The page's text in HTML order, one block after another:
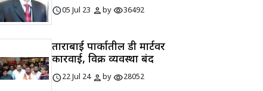
schedule05 Jul 23 personbyvisibility36492
ताराबाई पार्कातील डी मार्टवर
कारवाई, विक्री व्यवस्था बंद
schedule22 Jul 24 personbyvisibility28052